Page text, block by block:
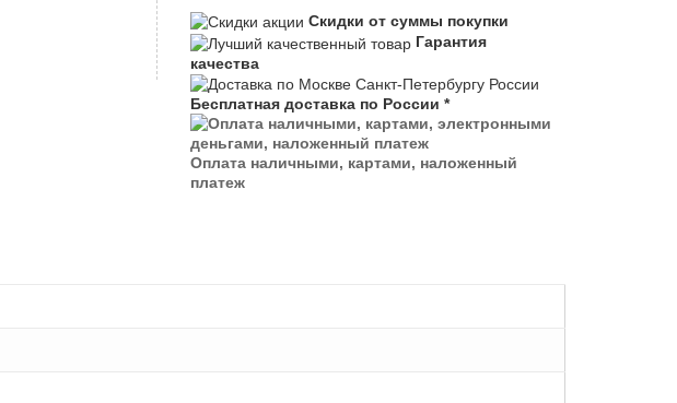
Скидки от суммы покупки
Гарантия
качества
Бесплатная доставка по России *
Оплата наличными, картами, наложенный
платеж